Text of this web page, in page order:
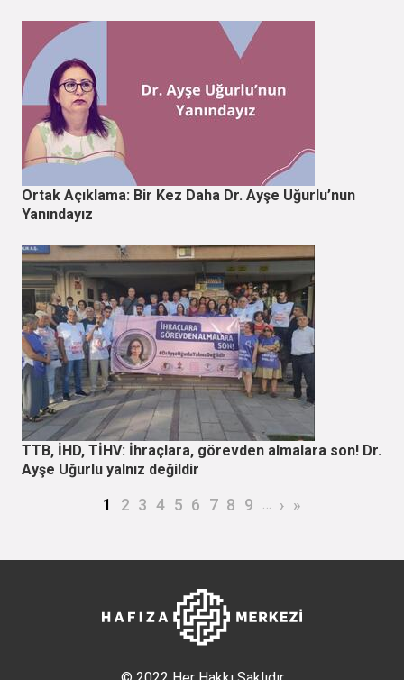
Ortak Açıklama: Bir Kez Daha Dr. Ayşe Uğurlu’nun
Yanındayız
TTB, İHD, TİHV: İhraçlara, görevden almalara son! Dr.
Ayşe Uğurlu yalnız değildir
Şu an kullanılan sayfa
1 Page
2 Page
3 Page
4 Page
5 Page
6 Page
7 Page
8 Page
9 … Sonraki sayfa
› Son sayfa
»